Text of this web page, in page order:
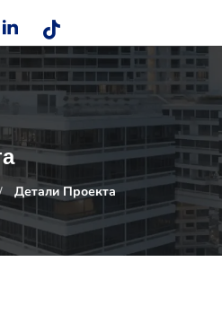
Детали Проекта